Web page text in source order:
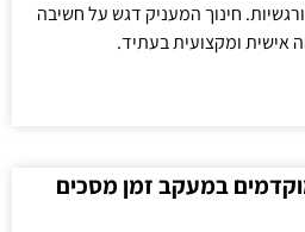
חינוך המעניק דגש על חשיבה
אישית ומקצועית בעתיד.
במעקב זמן מסכים